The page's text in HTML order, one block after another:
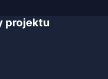
projektu